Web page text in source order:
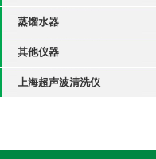
蒸馏水器
其他仪器
上海超声波清洗仪